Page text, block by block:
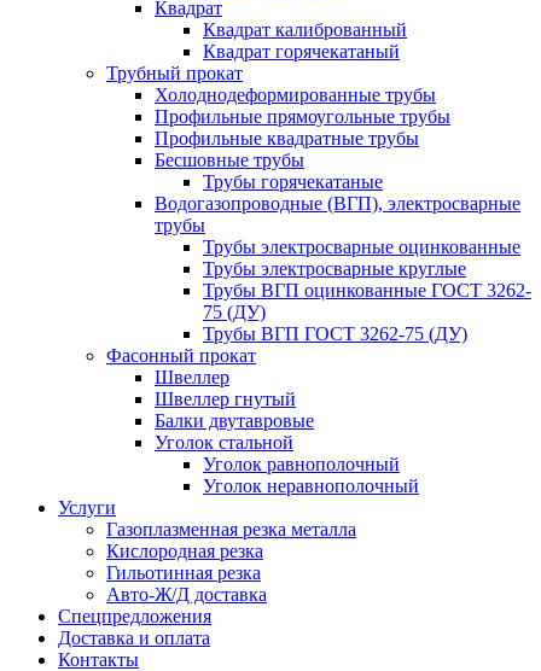
Квадрат
Квадрат калиброванный
Квадрат горячекатаный
Трубный прокат
Холоднодеформированные трубы
Профильные прямоугольные трубы
Профильные квадратные трубы
Бесшовные трубы
Трубы горячекатаные
Водогазопроводные (ВГП), электросварные
трубы
Трубы электросварные оцинкованные
Трубы электросварные круглые
Трубы ВГП оцинкованные ГОСТ 3262-
75 (ДУ)
Трубы ВГП ГОСТ 3262-75 (ДУ)
Фасонный прокат
Швеллер
Швеллер гнутый
Балки двутавровые
Уголок стальной
Уголок равнополочный
Уголок неравнополочный
Услуги
Газоплазменная резка металла
Кислородная резка
Гильотинная резка
Авто-Ж/Д доставка
Спецпредложения
Доставка и оплата
Контакты